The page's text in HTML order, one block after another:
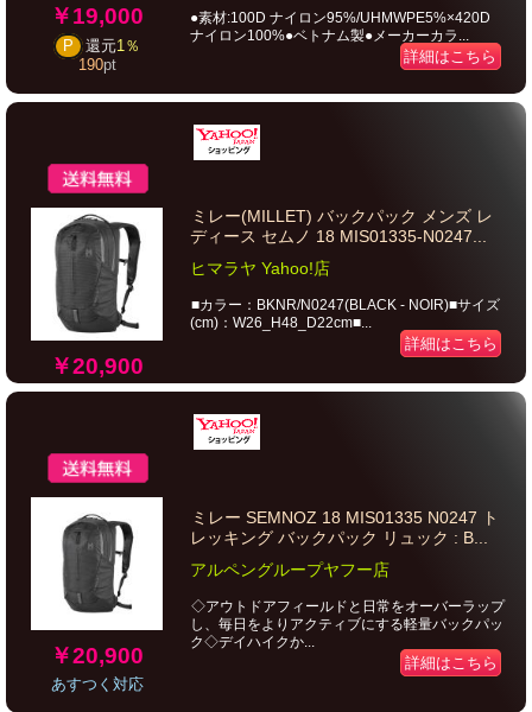
￥19,000
P 還元1％
190pt
●素材:100D ナイロン95%/UHMWPE5%×420D
ナイロン100%●ベトナム製●メーカーカラ...
詳細はこちら
￥20,900
ミレー(MILLET) バックパック メンズ レ
ディース セムノ 18 MIS01335-N0247...
ヒマラヤ Yahoo!店
■カラー：BKNR/N0247(BLACK - NOIR)■サイズ
(cm)：W26_H48_D22cm■...
詳細はこちら
￥20,900
あすつく対応
ミレー SEMNOZ 18 MIS01335 N0247 ト
レッキング バックパック リュック : B...
アルペングループヤフー店
◇アウトドアフィールドと日常をオーバーラップ
し、毎日をよりアクティブにする軽量バックパッ
ク◇デイハイクか...
詳細はこちら